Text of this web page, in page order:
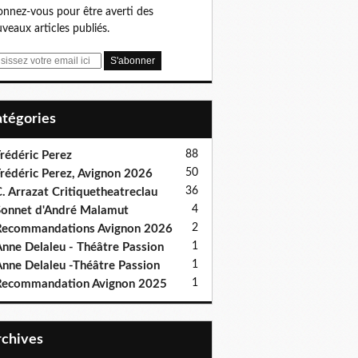
vous pour être averti des
articles publiés.
Perez 88
Perez, Avignon 2026 50
Arrazat Critiquetheatreclau 36
d'André Malamut 4
Avignon 2026 2
Delaleu - Théâtre Passion 1
Delaleu -Théâtre Passion 1
Avignon 2025 1